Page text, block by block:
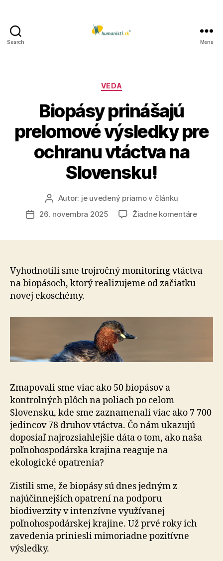
Search Menu
Kategórie
VEDA
Biopásy prinášajú
prelomové výsledky pre
ochranu vtáctva na
Slovensku!
AutorAutor: je uvedený priamo v článku
Dátum
26. novembra 2025 Žiadne komentárena
pre
Vyhodnotili sme trojročný monitoring vtáctva
na bio­pá­soch, ktorý realizujeme od začiatku
novej ekoschémy.
Zmapovali sme viac ako 50 biopásov a
kontrolných plôch na poliach po celom
Slovensku, kde sme zaznamenali viac ako 7 700
jedincov 78 druhov vtáctva. Čo nám ukazujú
doposiaľ najrozsiahlejšie dáta o tom, ako naša
poľ­no­hos­po­dár­ska krajina reaguje na
ekologické opatrenia?
Zistili sme, že biopásy sú dnes jedným z
najúčinnejších opatrení na podporu
biodiverzity v intenzívne využívanej
poľnohospodárskej krajine. Už prvé roky ich
zavedenia priniesli mimoriadne pozitívne
výsledky.